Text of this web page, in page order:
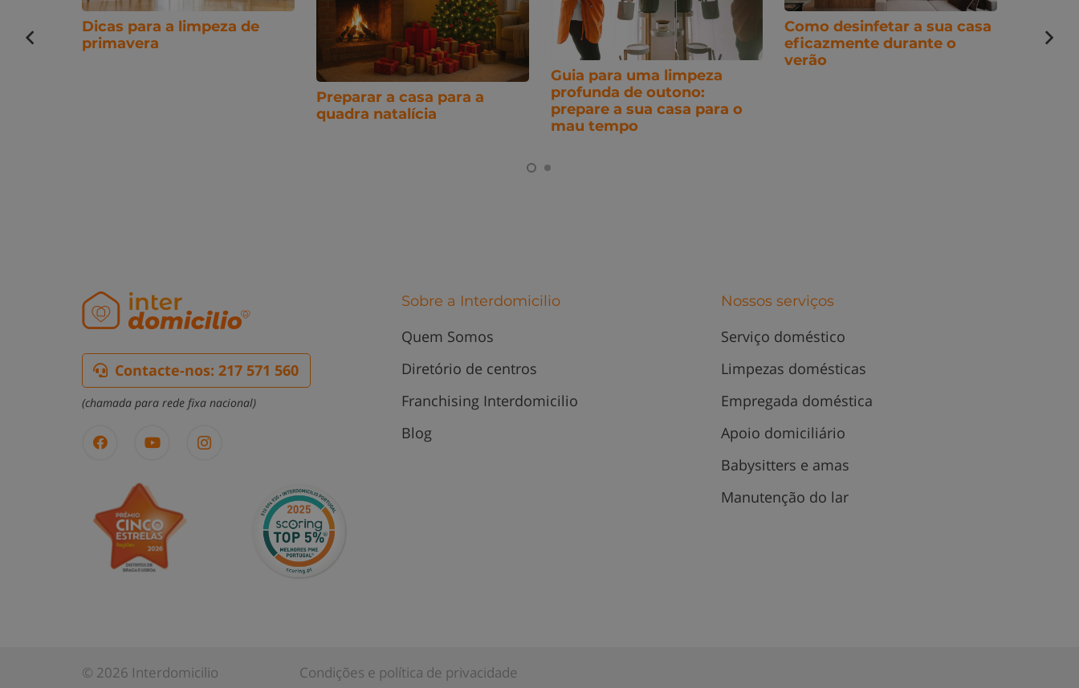
Dicas para a limpeza de
primavera
Preparar a casa para a
quadra natalícia
Guia para uma limpeza
profunda de outono:
prepare a sua casa para o
mau tempo
Como desinfetar a sua casa
eficazmente durante o
verão
Contacte-nos: 217 571 560
(chamada para rede fixa nacional)
Sobre a Interdomicilio
Quem Somos
Diretório de centros
Franchising Interdomicilio
Blog
Nossos serviços
Serviço doméstico
Limpezas domésticas
Empregada doméstica
Apoio domiciliário
Babysitters e amas
Manutenção do lar
© 2026 Interdomicilio Condições e política de privacidade